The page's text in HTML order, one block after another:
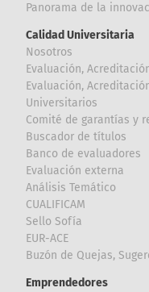
Panorama de la
Calidad Universitaria
Nosotros
Evaluación,
Evaluación,
Universitarios
Comité de garantías y
Buscador de títulos
Banco de evaluadores
Evaluación externa
Análisis Temático
CUALIFICAM
Sello Sofía
EUR-ACE
Buzón de Quejas,
Emprendedores